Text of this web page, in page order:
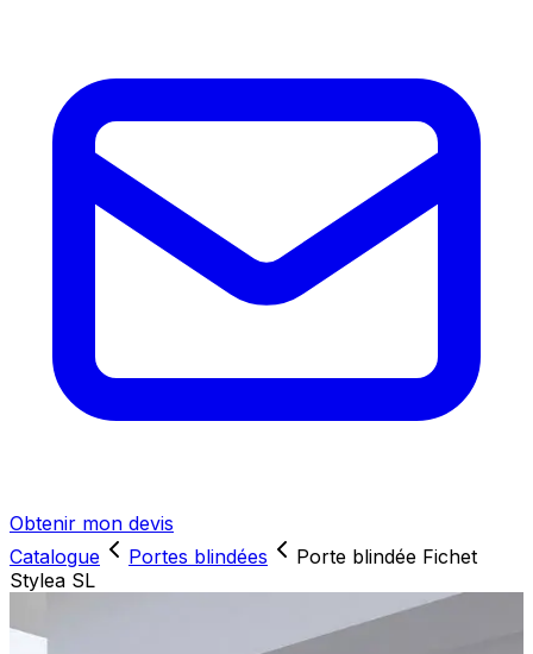
Obtenir mon devis
Catalogue
Portes blindées
Porte blindée Fichet
Stylea SL